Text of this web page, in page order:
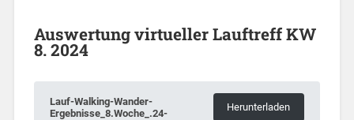
Auswertung virtueller Lauftreff KW
8. 2024
Lauf-Walking-Wander-
Ergebnisse_8.Woche_.24-
Herunterladen